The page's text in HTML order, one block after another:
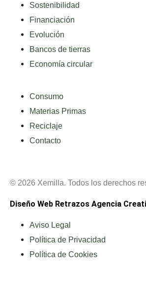
Sostenibilidad
Financiación
Evolución
Bancos de tierras
Economía circular
Consumo
Materias Primas
Reciclaje
Contacto
© 2026 Xemilla. Todos los derechos
Diseño Web Retrazos Agencia
Aviso Legal
Política de Privacidad
Política de Cookies